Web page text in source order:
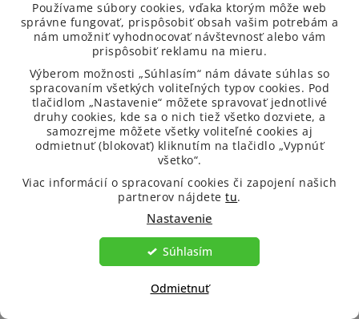
Používame súbory cookies, vďaka ktorým môže web
správne fungovať, prispôsobiť obsah vašim potrebám a
nám umožniť vyhodnocovať návštevnosť alebo vám
prispôsobiť reklamu na mieru.
Výberom možnosti „Súhlasím“ nám dávate súhlas so
spracovaním všetkých voliteľných typov cookies. Pod
tlačidlom „Nastavenie“ môžete spravovať jednotlivé
druhy cookies, kde sa o nich tiež všetko dozviete, a
samozrejme môžete všetky voliteľné cookies aj
odmietnuť (blokovať) kliknutím na tlačidlo „Vypnúť
všetko“.
Viac informácií o spracovaní cookies či zapojení našich
partnerov nájdetetu.
Nastavenie
Odmietnuť
Súhlasím
Potom nás určite
neváhajte kontaktovať,
pretože sme tu pre vás a
radi vám poradíme!
Môžete nás kontaktovať
buď telefonicky, e-mailom
alebo na sociálnych sieťach.
+420 770 118 595